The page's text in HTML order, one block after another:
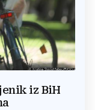
iz BiH